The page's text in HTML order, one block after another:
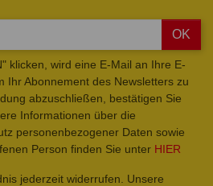
OK
klicken, wird eine E-Mail an Ihre E-
Ihr Abonnement des Newsletters zu
abzuschließen, bestätigen Sie
Informationen über die
personenbezogener Daten sowie
Person finden Sie unter HIER
jederzeit widerrufen. Unsere